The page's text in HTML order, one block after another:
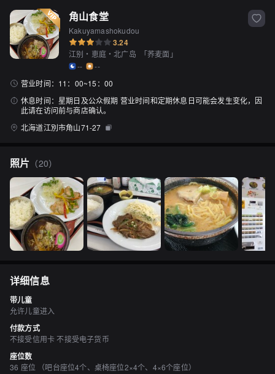
角山食堂
Kakuyamashokudou
3.24
江别・恵庭・北广岛 「荞麦面 」
--
--
营业时间： 11：00~15：00
休息时间： 星期日及公众假期 营业时间和定期休息日可能会发生变化，因
此请在访问前与商店确认。
北海道江別市角山71-27
照片 （20）
详细信息
带儿童
允许儿童进入
付款方式
不接受信用卡 不接受电子货币
座位数
36 座位 （吧台座位4个、桌椅座位2×4个、4×6个座位）